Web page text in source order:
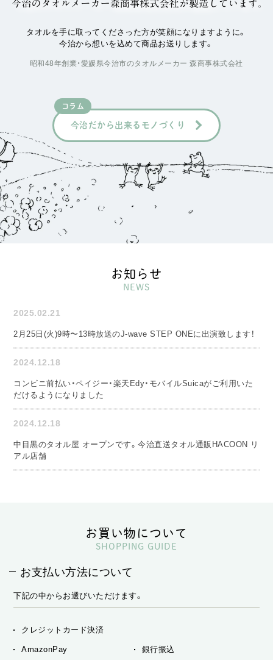
タオルを手に取ってくださった方が笑顔になりますように。
今治から想いを込めて商品お送りします。
昭和48年創業・愛媛県今治市のタオルメーカー 森商事株式会社
コラム
今治だから出来るモノづくり
お知らせ
NEWS
2025.02.21
2月25日(火)9時〜13時放送のJ-wave STEP ONEに出演致します！
2024.12.18
コンビニ前払い・ペイジー・楽天Edy・モバイルSuicaがご利用いた
だけるようになりました
2024.12.18
中目黒のタオル屋 オープンです。今治直送タオル通販HACOON リ
アル店舗
お買い物について
SHOPPING GUIDE
お支払い方法について
下記の中からお選びいただけます。
クレジットカード決済
AmazonPay 銀行振込